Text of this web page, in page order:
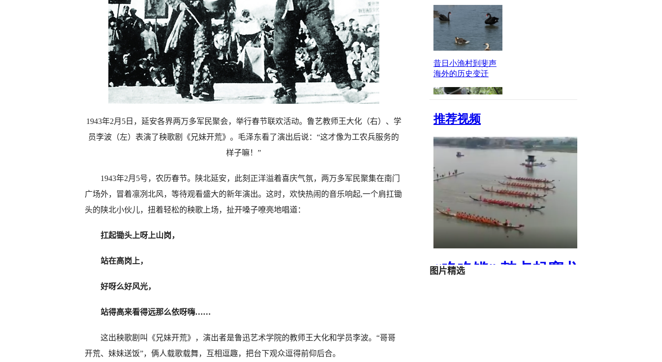
1943年2月5日，延安各界两万多军民聚会，举行春节联欢活动。鲁艺教师王大化（右）、学
员李波（左）表演了秧歌剧《兄妹开荒》。毛泽东看了演出后说：“这才像为工农兵服务的
样子嘛！”
1943年2月5号，农历春节。陕北延安，此刻正洋溢着喜庆气氛，两万多军民聚集在南门
广场外，冒着凛冽北风，等待观看盛大的新年演出。这时，欢快热闹的音乐响起,一个肩扛锄
头的陕北小伙儿，扭着轻松的秧歌上场，扯开嗓子嘹亮地唱道：
扛起锄头上呀上山岗，
站在高岗上，
好呀么好风光，
站得高来看得远那么依呀嗨……
这出秧歌剧叫《兄妹开荒》，演出者是鲁迅艺术学院的教师王大化和学员李波。“哥哥
开荒、妹妹送饭”，俩人载歌载舞，互相逗趣，把台下观众逗得前仰后合。